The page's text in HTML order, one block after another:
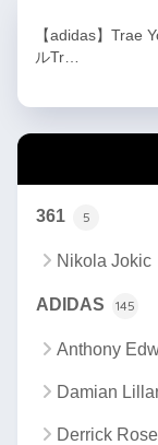
【adidas】Trae
ルTr…
361 5
Nikola Jokic
ADIDAS 145
Anthony
Damian
Derrick Rose